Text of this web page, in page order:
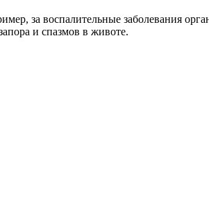
за воспалительные заболевания
и спазмов в животе.